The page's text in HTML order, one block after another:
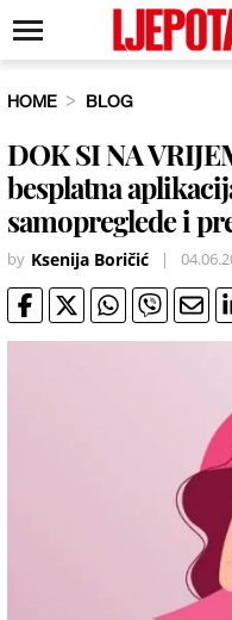
HOME BLOG
DOK SI NA
besplatna
samopreglede i
by Ksenija Boričić |